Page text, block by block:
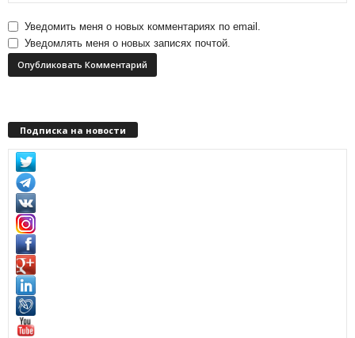
Уведомить меня о новых комментариях по email.
Уведомлять меня о новых записях почтой.
Подписка на новости